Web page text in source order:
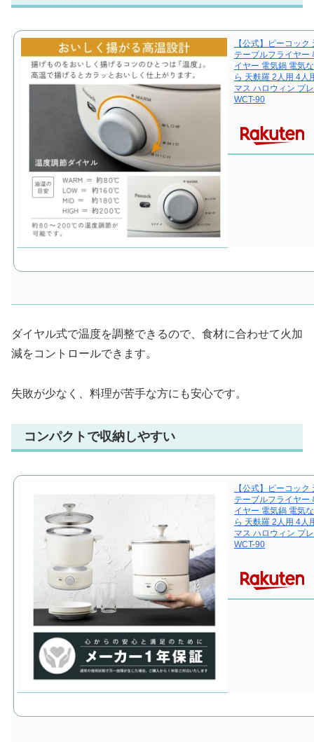
【公式】ピーコッ
テーブルフライヤー
イヤー 電気鍋 電気
ら 天麩羅 2人用 4人
マス ハロウィン プ
WCT-90
ダイヤル式で温度を調整できるので、食材に合わせて火加
減をコントロールできます。
失敗が少なく、料理が苦手な方にも安心です。
コンパクトで収納しやすい
【公式】ピーコッ
テーブルフライヤー
イヤー 電気鍋 電気
ら 天麩羅 2人用 4人
マス ハロウィン プ
WCT-90